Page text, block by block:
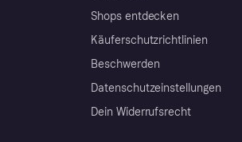
Shops entdecken
Käuferschutzrichtlinien
Beschwerden
Datenschutzeinstellungen
Dein Widerrufsrecht